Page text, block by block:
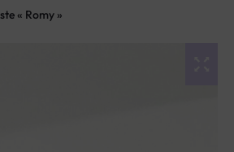
« Romy »